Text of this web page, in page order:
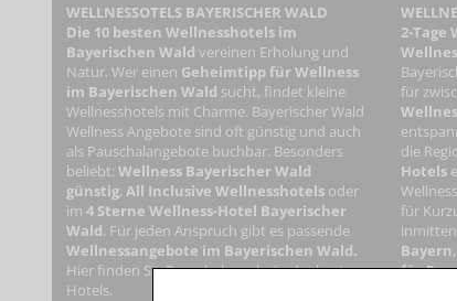
WELLNESSOTELS BAYERISCHER WALD
Die 10 besten Wellnesshotels im
Bayerischen Wald vereinen Erholung und
Natur. Wer einen Geheimtipp für Wellness
im Bayerischen Wald sucht, findet kleine
Wellnesshotels mit Charme. Bayerischer Wald
Wellness Angebote sind oft günstig und auch
als Pauschalangebote buchbar. Besonders
beliebt: Wellness Bayerischer Wald
günstig, All Inclusive Wellnesshotels oder
im 4 Sterne Wellness-Hotel Bayerischer
Wald. Für jeden Anspruch gibt es passende
Wellnessangebote im Bayerischen Wald.
Hier finden Sie Pauschalangebote der besten
Hotels.
2-Tage
für
die
Hotels
für
Bayern,
für